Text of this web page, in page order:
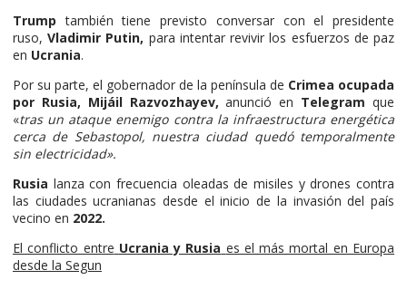
Trump también tiene previsto conversar con el presidente
ruso, Vladimir Putin, para intentar revivir los esfuerzos de paz
en Ucrania.
Por su parte, el gobernador de la península de Crimea ocupada
por Rusia, Mijáil Razvozhayev, anunció en Telegram que
«tras un ataque enemigo contra la infraestructura energética
cerca de Sebastopol, nuestra ciudad quedó temporalmente
sin electricidad».
Rusia lanza con frecuencia oleadas de misiles y drones contra
las ciudades ucranianas desde el inicio de la invasión del país
vecino en 2022.
El conflicto entre Ucrania y Rusia es el más mortal en Europa
desde la Segun